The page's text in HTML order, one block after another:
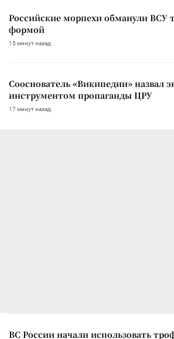
Российские морпехи обманули ВСУ
формой
15 минут назад
Сооснователь «Википедии» назвал
инструментом пропаганды ЦРУ
17 минут назад
ВС России начали использовать